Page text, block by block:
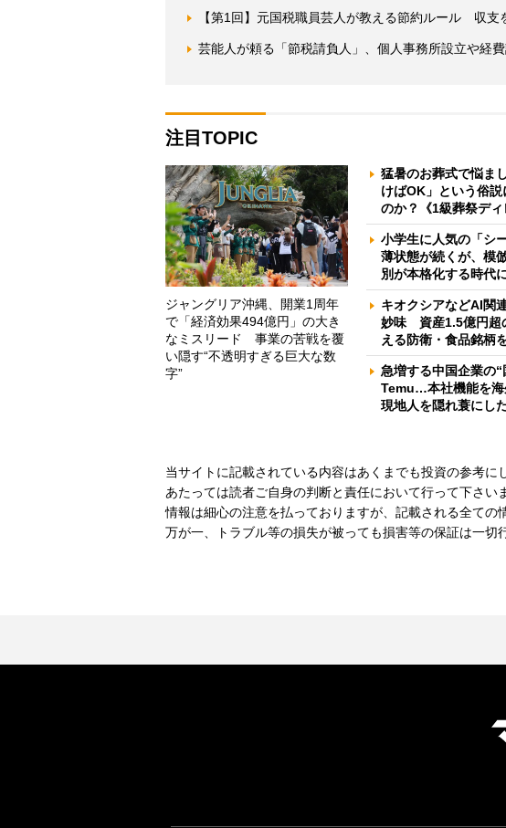
【第1回】元国税職員芸人が教える節約ルール 収支
芸能人が頼る「節税請負人」、個人事務所設立や経
注目TOPIC
ジャングリア沖縄、開業1周年
で「経済効果494億円」の大き
なミスリード 事業の苦戦を覆
い隠す“不透明すぎる巨大な数
字”
猛暑のお葬式で悩ま
けばOK」という俗
のか？《1級葬祭ディ
小学生に人気の「シ
薄状態が続くが、模
別が本格化する時代に
キオクシアなどAI関
妙味 資産1.5億円超
える防衛・食品銘柄
急増する中国企業の
Temu…本社機能を
現地人を隠れ蓑にし
当サイトに記載されている内容はあくまでも投資の参考に
あたっては読者ご自身の判断と責任において行って下さ
情報は細心の注意を払っておりますが、記載される全ての
万が一、トラブル等の損失が被っても損害等の保証は一切